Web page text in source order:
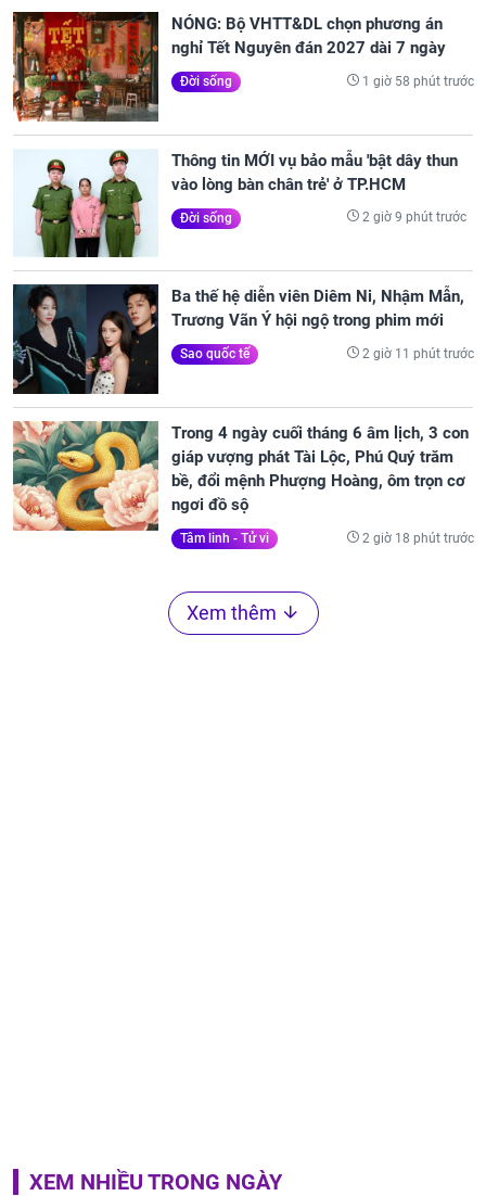
NÓNG: Bộ VHTT&DL chọn phương án
nghỉ Tết Nguyên đán 2027 dài 7 ngày
Đời sống 1 giờ 58 phút trước
Thông tin MỚI vụ bảo mẫu 'bật dây thun
vào lòng bàn chân trẻ' ở TP.HCM
Đời sống 2 giờ 9 phút trước
Ba thế hệ diễn viên Diêm Ni, Nhậm Mẫn,
Trương Vãn Ý hội ngộ trong phim mới
Sao quốc tế 2 giờ 11 phút trước
Trong 4 ngày cuối tháng 6 âm lịch, 3 con
giáp vượng phát Tài Lộc, Phú Quý trăm
bề, đổi mệnh Phượng Hoàng, ôm trọn cơ
ngơi đồ sộ
Tâm linh - Tử vi 2 giờ 18 phút trước
Xem thêm
XEM NHIỀU TRONG NGÀY